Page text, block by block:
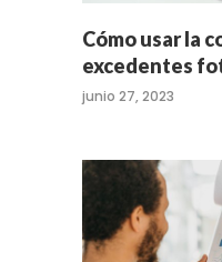
Cómo usar la
excedentes
junio 27, 2023